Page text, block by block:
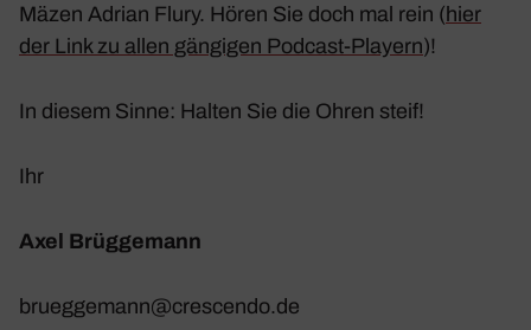
Mäzen Adrian Flury. Hören Sie doch mal rein (hier
der Link zu allen gängigen Podcast-Playern)!
In diesem Sinne: Halten Sie die Ohren steif!
Ihr
Axel Brüg­ge­mann
brueggemann@​crescendo.​de